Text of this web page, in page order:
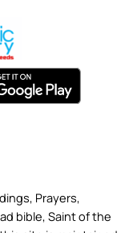
Prayers,
bible, Saint of the